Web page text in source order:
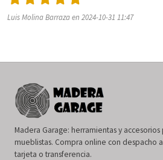
Luis Molina Barraza en 2024-10-31 11:47
Madera Garage: herramientas y
mueblistas. Compra online con despacho
tarjeta o transferencia.